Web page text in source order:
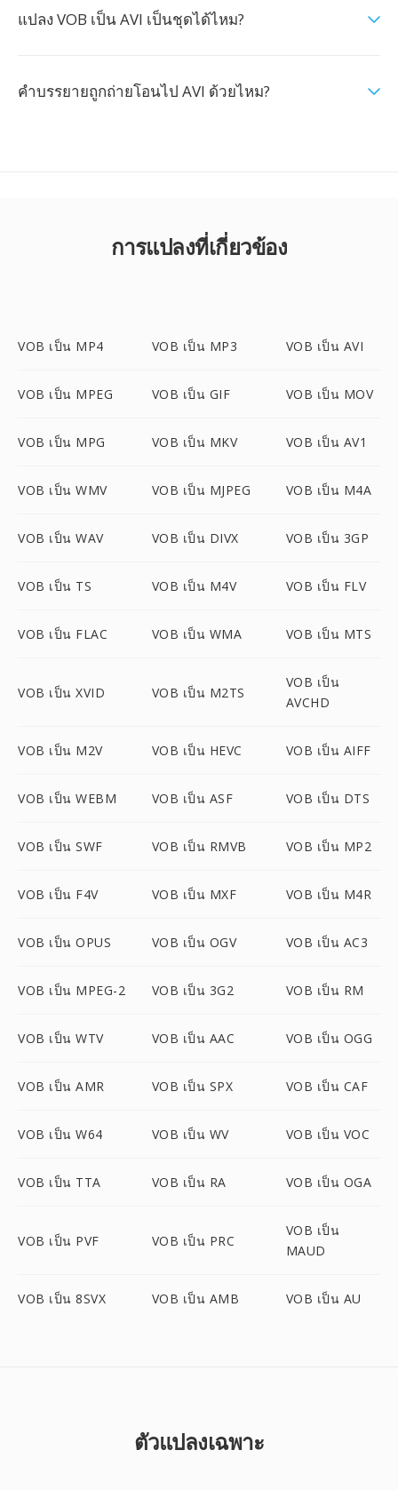
แปลง VOB เป็น AVI เป็นชุดได้ไหม?
คำบรรยายถูกถ่ายโอนไป AVI ด้วยไหม?
การแปลงที่เกี่ยวข้อง
VOB เป็น MP4 VOB เป็น MP3 VOB เป็น AVI
VOB เป็น MPEG VOB เป็น GIF VOB เป็น MOV
VOB เป็น MPG VOB เป็น MKV VOB เป็น AV1
VOB เป็น WMV VOB เป็น MJPEG VOB เป็น M4A
VOB เป็น WAV VOB เป็น DIVX VOB เป็น 3GP
VOB เป็น TS VOB เป็น M4V VOB เป็น FLV
VOB เป็น FLAC VOB เป็น WMA VOB เป็น MTS
VOB เป็น XVID VOB เป็น M2TS
VOB เป็น
AVCHD
VOB เป็น M2V VOB เป็น HEVC VOB เป็น AIFF
VOB เป็น WEBM VOB เป็น ASF VOB เป็น DTS
VOB เป็น SWF VOB เป็น RMVB VOB เป็น MP2
VOB เป็น F4V VOB เป็น MXF VOB เป็น M4R
VOB เป็น OPUS VOB เป็น OGV VOB เป็น AC3
VOB เป็น MPEG-2 VOB เป็น 3G2 VOB เป็น RM
VOB เป็น WTV VOB เป็น AAC VOB เป็น OGG
VOB เป็น AMR VOB เป็น SPX VOB เป็น CAF
VOB เป็น W64 VOB เป็น WV VOB เป็น VOC
VOB เป็น TTA VOB เป็น RA VOB เป็น OGA
VOB เป็น PVF VOB เป็น PRC
VOB เป็น
MAUD
VOB เป็น 8SVX VOB เป็น AMB VOB เป็น AU
ตัวแปลงเฉพาะ